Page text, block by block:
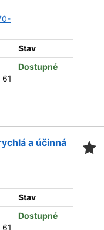
Stav
Dostupné
a účinná
Stav
Dostupné